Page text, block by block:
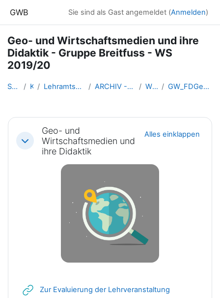
GWB Sie sind als Gast angemeldet (Anmelden)
Geo- und Wirtschaftsmedien und ihre
Didaktik - Gruppe Breitfuss - WS
2019/20
Startseite Kurse Lehramtsausbildung GW im Clust... ARCHIV - Lehrveranstaltungen a... WS_2019/20 GW_FDGeomedien_Breitfuss_2019ws
Abschnittsübersicht
Einklappen
Geo- und
Wirtschaftsmedien und
ihre Didaktik
Alles einklappen
Zur Evaluierung der Lehrveranstaltung